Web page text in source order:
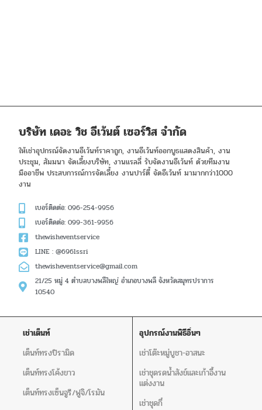
บริษัท เดอะ วิช อีเว้นต์ เซอร์วิส จำกัด
ให้เช่าอุปกรณ์จัดงานอีเว้นท์ราคาถูก, งานอีเว้นท์ออกบูธแสดงสินค้า, งาน
ประชุม, สัมมนา จัดเลี้ยงบริษัท, งานแรลลี่ รับจัดงานอีเว้นท์ ด้วยทีมงาน
มืออาชีพ ประสบการณ์การจัดเลี้ยง งานปาร์ตี้ จัดอีเว้นท์ มามากกว่า1000
งาน
เบอร์ติดต่อ: 096-254-9956
เบอร์ติดต่อ: 099-361-9956
thewisheventservice
LINE : @696lssri
thewisheventservice@gmail.com
21/25 หมู่ 4 ตำบลบางพลีใหญ่ อำเภอบางพลี จังหวัดสมุทรปราการ
10540
เช่าเต็นท์
เต็นท์ทรงปิรามิด
เต็นท์ทรงโค้งขาว
เต็นท์ทรงเซ็นจูรี/ฟูจิ/โรมัน
อุปกรณ์งานพิธีอิ่นๆ
เช่าโต๊ะหมู่บูชา-อาสนะ
เช่าชุดรดน้ำสังข์และเก้าอี้งาน
แต่งงาน
เช่าชุดกี๋